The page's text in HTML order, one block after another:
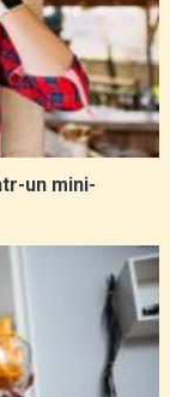
un mini-